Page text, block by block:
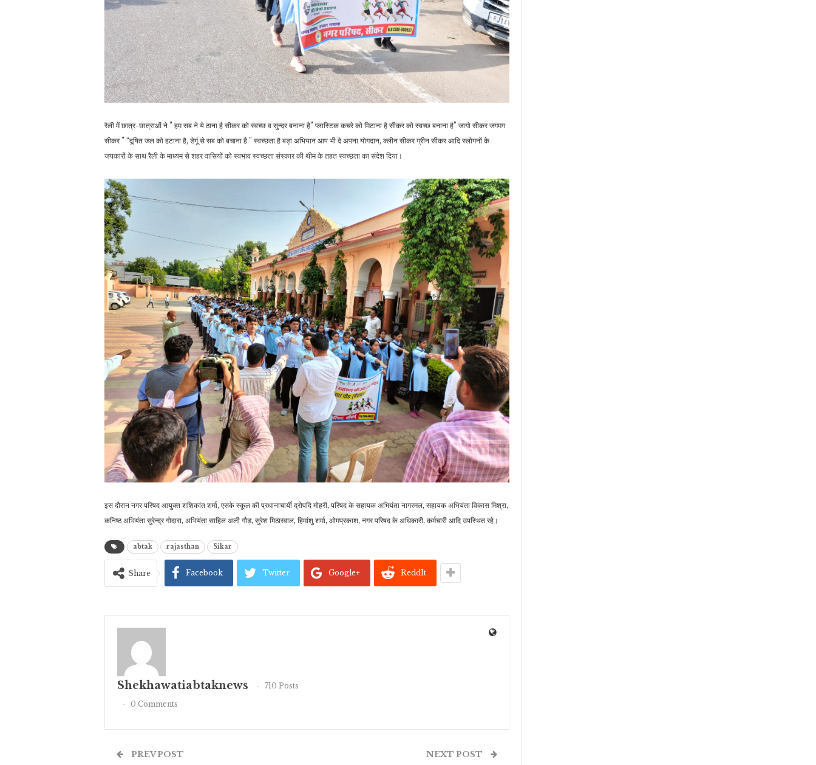
रैली में छात्र-छात्राओं ने ” हम सब ने ये ठाना है सीकर को स्वच्छ व सुन्दर बनाना है” प्लास्टिक कचरे को मिटाना है सीकर को स्वच्छ बनाना है” जागो सीकर जगमग
सीकर ” “दूषित जल को हटाना है, डेगूं से सब को बचाना है ” स्वच्छता है बड़ा अभियान आप भी दे अपना योगदान, क्लीन सीकर ग्रीन सीकर आदि स्लोगनों के
जयकारों के साथ रैली के माध्यम से शहर वासियों को स्वभाव स्वच्छता संस्कार की थीम के तहत स्वच्छता का संदेश दिया।
इस दौरान नगर परिषद आयुक्त शशिकांत शर्मा, एसके स्कूल की प्रधानाचार्यी द्रोपदि मोहरी, परिषद के सहायक अभियंता नागरमल, सहायक अभियंता विकास मिश्रा,
कनिष्ठ अभियंता सुरेन्द्र गोदारा, अभियंता साहिल अली गौड़, सुरेश मिठारवाल, हिमांशु शर्मा, ओमप्रकाश, नगर परिषद के अधिकारी, कर्मचारी आदि उपस्थित रहे।
abtak rajasthan Sikar
Share Facebook Twitter Google+ ReddIt
Shekhawatiabtaknews
710 Posts
0 Comments
PREV POST NEXT POST